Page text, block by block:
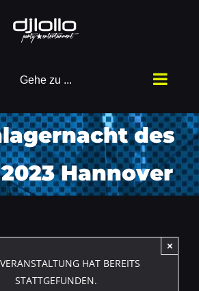
Gehe zu ...
des
Hannover
HAT BEREITS
STATTGEFUNDEN.
×